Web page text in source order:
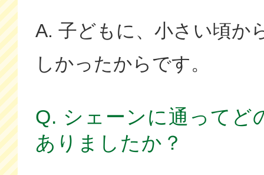
A. 子どもに、小さい頃か
しかったからです。
Q. シェーンに通ってど
ありましたか？